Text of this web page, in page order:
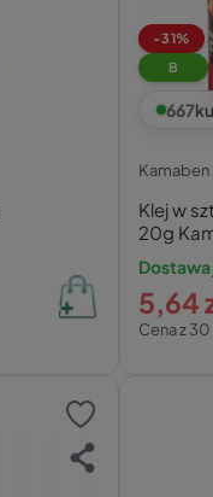
-31%
B
667
Kamaben
Klej w
20g
Cena z
5,64